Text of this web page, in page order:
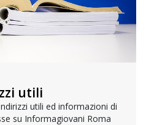
utili
utili ed informazioni di
su Informagiovani Roma